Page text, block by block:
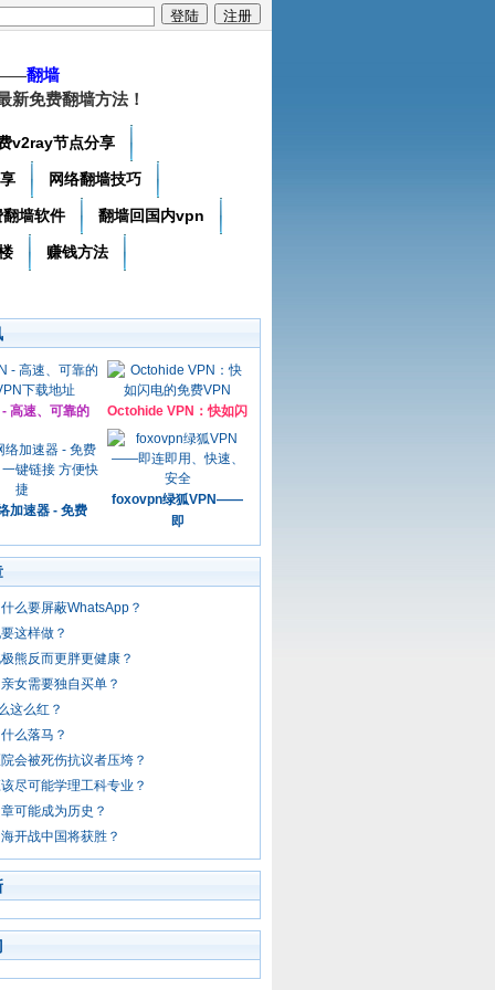
翻墙
新免费翻墙方法！
v2ray节点分享
网络翻墙技巧
翻墙软件 翻墙回国内vpn
赚钱方法
高速、可靠的 Octohide VPN：快如闪
加速器 - 免费
foxovpn绿狐VPN——
即
么要屏蔽WhatsApp？
这样做？
熊反而更胖更健康？
女需要独自买单？
这么红？
么落马？
会被死伤抗议者压垮？
尽可能学理工科专业？
可能成为历史？
开战中国将获胜？